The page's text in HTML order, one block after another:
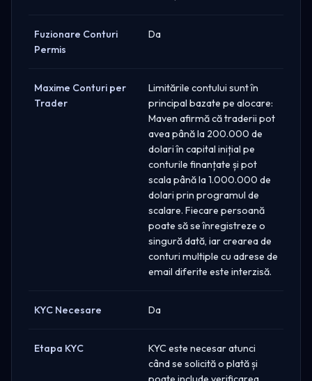
Fuzionare Conturi
Permis
Da
Maxime Conturi per
Trader
Limitările contului sunt în
principal bazate pe alocare:
Maven afirmă că traderii pot
avea până la 200.000 de
dolari în capital inițial pe
conturile finanțate și pot
scala până la 1.000.000 de
dolari prin programul de
scalare. Fiecare persoană
poate să se înregistreze o
singură dată, iar crearea de
conturi multiple cu adrese de
email diferite este interzisă.
KYC Necesare Da
Etapa KYC
KYC este necesar atunci
când se solicită o plată și